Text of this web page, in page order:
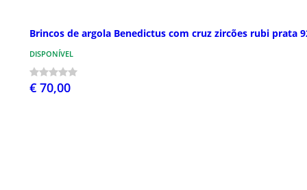
Brincos de argola Benedictus com cruz zircões rubi prata
DISPONÍVEL
€ 70,00